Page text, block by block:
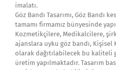
imalatı.
Göz Bandı Tasarımı, Göz Bandı
tamamı firmamız bünyesinde
Kozmetikçilere, Medikalcilere,
ajanslara uyku göz bandı, Kişisel
olarak dağıtılabilecek bu kaliteli
üretim yapılmaktadır. Tasarım